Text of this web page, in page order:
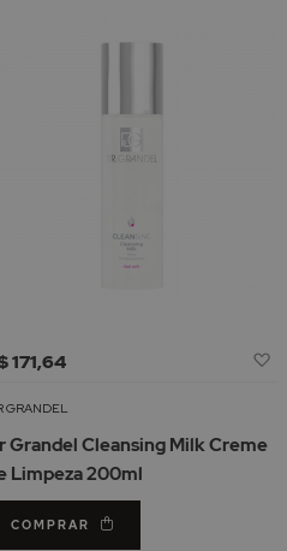
171,64
GRANDEL
Grandel Cleansing Milk Creme
Limpeza 200ml
COMPRAR